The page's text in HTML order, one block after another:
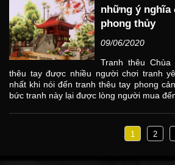
những ý nghĩa
phong thủy
09/06/2020
Tranh thêu
thêu tay được nhiều người chơi tranh
nhất khi nói đến tranh thêu tay phong
bức tranh này lại được lòng người mua
1 2